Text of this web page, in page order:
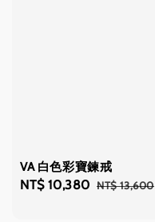
VA 白色彩寶鍊戒
Sale
NT$ 10,380 Regular
NT$ 13,600